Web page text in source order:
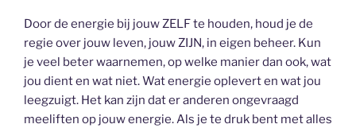
Door de energie bij jouw ZELF te houden, houd je de
regie over jouw leven, jouw ZIJN, in eigen beheer. Kun
je veel beter waarnemen, op welke manier dan ook, wat
jou dient en wat niet. Wat energie oplevert en wat jou
leegzuigt. Het kan zijn dat er anderen ongevraagd
meeliften op jouw energie. Als je te druk bent met alles